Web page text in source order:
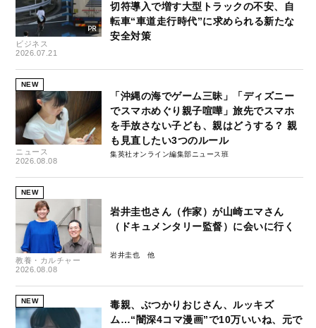
ビジネス
2026.07.21
切符導入で増す大型トラックの不安、自
転車“車道走行時代”に求められる新たな
安全対策
NEW
ニュース
2026.08.08
「沖縄の海でゲーム三昧」「ディズニー
でスマホめぐり親子喧嘩」旅先でスマホ
を手放さない子ども、親はどうする？ 親
も見直したい3つのルール
集英社オンライン編集部ニュース班
NEW
教養・カルチャー
2026.08.08
岩井圭也さん（作家）が山崎エマさん
（ドキュメンタリー監督）に会いに行く
岩井圭也
NEW
毒親、ぶつかりおじさん、ルッキズ
ム…“闇深4コマ漫画”で10万いいね、元で